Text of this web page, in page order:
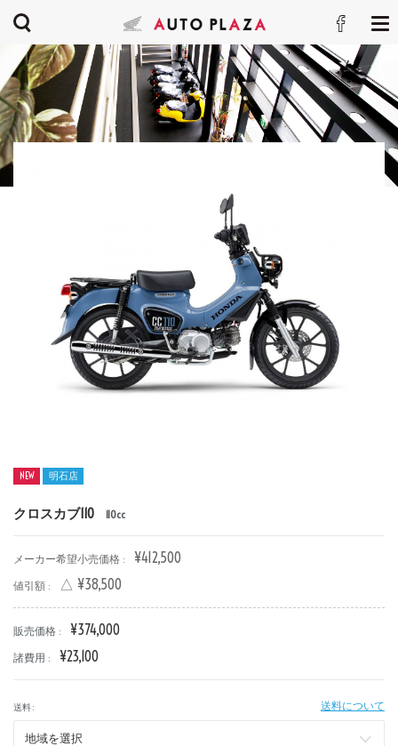
NEW 明石店
クロスカブ110 110cc
メーカー希望小売価格 : ¥412,500
値引額 : △ ¥38,500
販売価格 : ¥374,000
諸費用 : ¥23,100
送料 : 送料について